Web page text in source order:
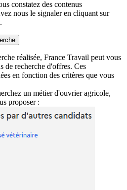
constatez des contenus
nous le signaler en cliquant sur
réalisée, France Travail peut vous
de recherche d'offres. Ces
en fonction des critères que vous
un métier d'ouvrier agricole,
proposer :